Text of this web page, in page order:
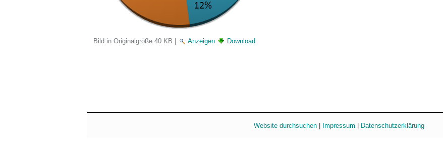
Bild in Originalgröße 40 KB Anzeigen Download
Website durchsuchen | Impressum | Datenschutzerklärung